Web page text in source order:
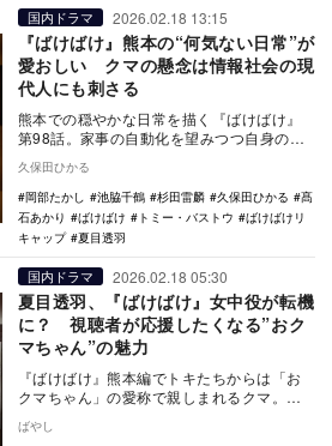
国内ドラマ 2026.02.18 13:15
『ばけばけ』熊本の“何気ない日常”が
愛おしい クマの懸念は情報社会の現
代人にも刺さる
熊本での穏やかな日常を描く『ばけばけ』
第98話。家事の自動化を望みつつ自身の存
通ずる仕事…
久保田ひかる
岡部たかし
池脇千鶴 杉田雷麟 久保田ひかる
髙
石あかり
ばけばけ トミー・バストウ
ばけばけリ
キャップ
夏目透羽
国内ドラマ 2026.02.18 05:30
夏目透羽、『ばけばけ』女中役が転機
に？ 視聴者が応援したくなる”おク
マちゃん”の魅力
『ばけばけ』熊本編でトキたちからは「お
クマちゃん」の愛称で親しまれるクマ。オ
役の夏目透羽の…
ばやし